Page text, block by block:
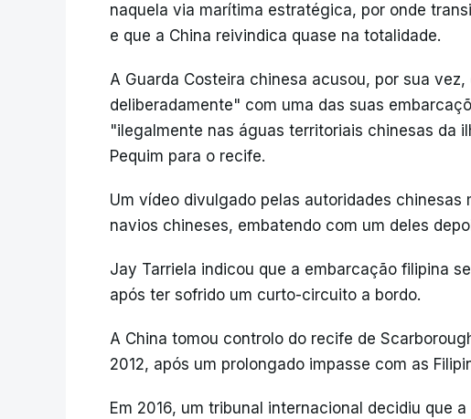
naquela via marítima estratégica, por onde
e que a China reivindica quase na totalidade.
A Guarda Costeira chinesa acusou, por sua
deliberadamente" com uma das suas
"ilegalmente nas águas territoriais chinesas da
Pequim para o recife.
Um vídeo divulgado pelas autoridades
navios chineses, embatendo com um deles
Jay Tarriela indicou que a embarcação filipina
após ter sofrido um curto-circuito a bordo.
A China tomou controlo do recife de
2012, após um prolongado impasse com as
Em 2016, um tribunal internacional decidiu que